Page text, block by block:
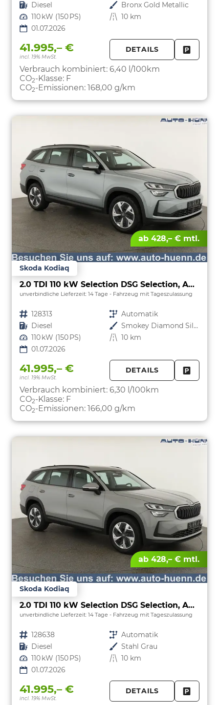
Kraftstoff Diesel Außenfarbe Bronx Gold Metallic
Leistung 110 kW (150 PS) Kilometerstand 10 km
01.07.2026
41.995,– €
incl. 19% MwSt.
DETAILS
Verbrauch kombiniert: 6,40 l/100km
CO2-Klasse: F
CO2-Emissionen: 168,00 g/km
ab 428,– € mtl.
Skoda Kodiaq
2.0 TDI 110 kW Selection DSG Selection, AHK, Navi, Side, Kamera, Winter, 4 J.-Garantie
unverbindliche Lieferzeit: 14 Tage Fahrzeug mit Tageszulassung
Fahrzeugnr. 128313 Getriebe Automatik
Kraftstoff Diesel Außenfarbe
Smokey Diamond Silver Metallic
Leistung 110 kW (150 PS) Kilometerstand 10 km
01.07.2026
41.995,– €
incl. 19% MwSt.
DETAILS
Verbrauch kombiniert: 6,30 l/100km
CO2-Klasse: F
CO2-Emissionen: 166,00 g/km
ab 428,– € mtl.
Skoda Kodiaq
2.0 TDI 110 kW Selection DSG Selection, AHK, Navi, Side, Kamera, Winter, 4 J.-Garantie
unverbindliche Lieferzeit: 14 Tage Fahrzeug mit Tageszulassung
Fahrzeugnr. 128638 Getriebe Automatik
Kraftstoff Diesel Außenfarbe Stahl Grau
Leistung 110 kW (150 PS) Kilometerstand 10 km
01.07.2026
41.995,– €
incl. 19% MwSt.
DETAILS